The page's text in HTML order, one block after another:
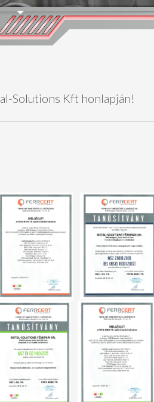
Solutions Kft honlapján!